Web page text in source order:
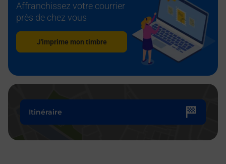
Affranchissez votre courrier
près de chez vous
J'imprime mon timbre
Itinéraire